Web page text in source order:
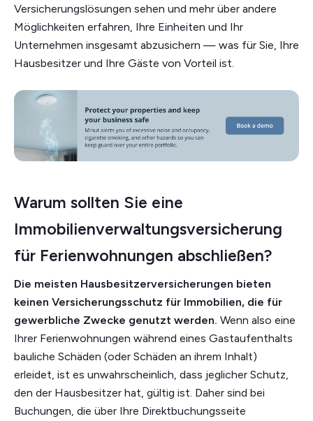
Versicherungslösungen sehen und mehr über andere
Möglichkeiten erfahren, Ihre Einheiten und Ihr
Unternehmen insgesamt abzusichern — was für Sie, Ihre
Hausbesitzer und Ihre Gäste von Vorteil ist.
Warum sollten Sie eine
Immobilienverwaltungsversicherung
für Ferienwohnungen abschließen?
Die meisten Hausbesitzerversicherungen bieten
keinen Versicherungsschutz für Immobilien, die für
gewerbliche Zwecke genutzt werden. Wenn also eine
Ihrer Ferienwohnungen während eines Gastaufenthalts
bauliche Schäden (oder Schäden an ihrem Inhalt)
erleidet, ist es unwahrscheinlich, dass jeglicher Schutz,
den der Hausbesitzer hat, gültig ist. Daher sind bei
Buchungen, die über Ihre Direktbuchungsseite